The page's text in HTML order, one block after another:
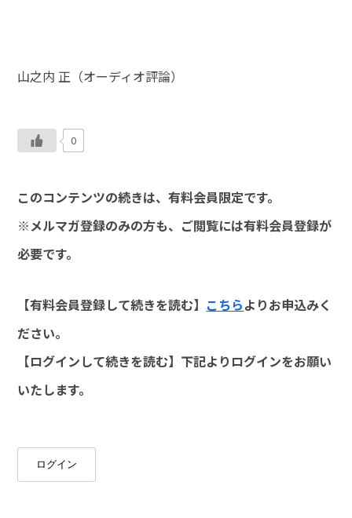
山之内 正（オーディオ評論）
0
このコンテンツの続きは、有料会員限定です。
※メルマガ登録のみの方も、ご閲覧には有料会員登録が
必要です。
【有料会員登録して続きを読む】 こちらよりお申込みく
ださい。
【ログインして続きを読む】下記よりログインをお願い
いたします。
ログイン